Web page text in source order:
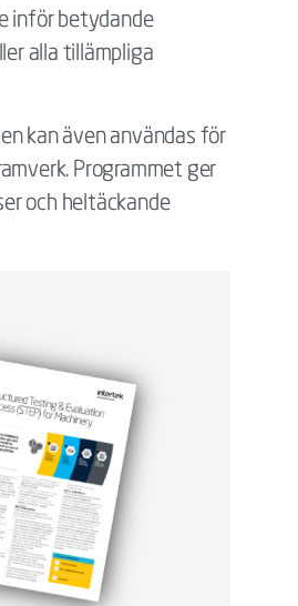
inför betydande
alla tillämpliga
kan även användas för
Programmet ger
och heltäckande